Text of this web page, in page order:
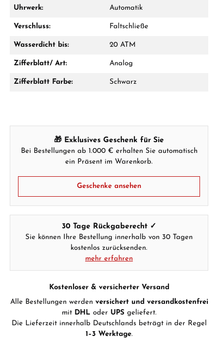
Geschenk im Warenkorb.
GESCHENKE ANSEHEN
Uhrwerk: Automatik
Verschluss: Faltschließe
Wasserdicht bis: 20 ATM
Zifferblatt/ Art: Analog
Zifferblatt Farbe: Schwarz
🎁 Exklusives Geschenk für Sie
Bei Bestellungen ab 1.000 € erhalten Sie automatisch
ein Präsent im Warenkorb.
Geschenke ansehen
30 Tage Rückgaberecht ✓
Sie können Ihre Bestellung innerhalb von 30 Tagen
kostenlos zurücksenden.
mehr erfahren
Kostenloser & versicherter Versand
Alle Bestellungen werden versichert und versandkostenfrei
mit DHL oder UPS geliefert.
Die Lieferzeit innerhalb Deutschlands beträgt in der Regel
1–3 Werktage.